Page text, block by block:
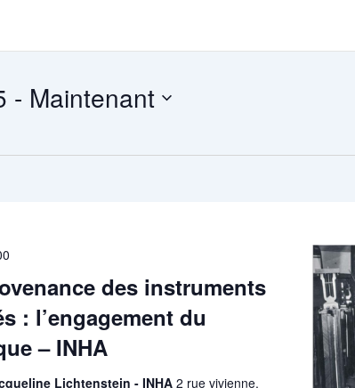
- Maintenant
des instruments
: l’engagement du
– INHA
Lichtenstein - INHA2 rue vivienne,